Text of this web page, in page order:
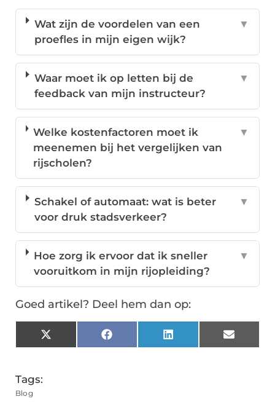
Wat zijn de voordelen van een
proefles in mijn eigen wijk?
▼
Waar moet ik op letten bij de
feedback van mijn instructeur?
▼
Welke kostenfactoren moet ik
meenemen bij het vergelijken van
rijscholen?
▼
Schakel of automaat: wat is beter
voor druk stadsverkeer?
▼
Hoe zorg ik ervoor dat ik sneller
vooruitkom in mijn rijopleiding?
▼
Goed artikel? Deel hem dan op:
X
(Twitter)
Facebook LinkedIn Email
Tags:
Blog